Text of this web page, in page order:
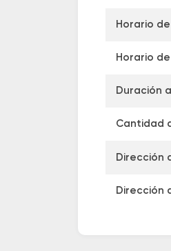
Horario
Horario
Duración
Cantidad
Dirección
Dirección